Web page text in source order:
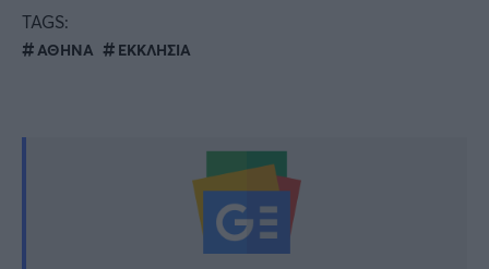
TAGS:
ΑΘΗΝΑ ΕΚΚΛΗΣΙΑ